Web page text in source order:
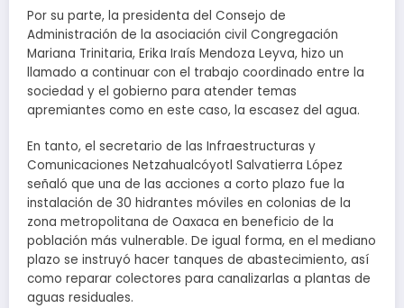
Por su parte, la presidenta del Consejo de
Administración de la asociación civil Congregación
Mariana Trinitaria, Erika Iraís Mendoza Leyva, hizo un
llamado a continuar con el trabajo coordinado entre la
sociedad y el gobierno para atender temas
apremiantes como en este caso, la escasez del agua.
En tanto, el secretario de las Infraestructuras y
Comunicaciones Netzahualcóyotl Salvatierra López
señaló que una de las acciones a corto plazo fue la
instalación de 30 hidrantes móviles en colonias de la
zona metropolitana de Oaxaca en beneficio de la
población más vulnerable. De igual forma, en el mediano
plazo se instruyó hacer tanques de abastecimiento, así
como reparar colectores para canalizarlas a plantas de
aguas residuales.